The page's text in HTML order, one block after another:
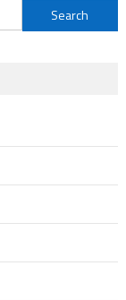
Search
for: